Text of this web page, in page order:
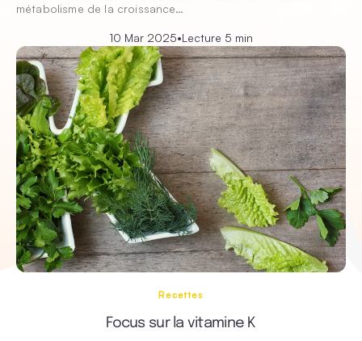
métabolisme de la croissance…
10 Mar 2025•Lecture 5 min
Recettes
Focus sur la vitamine K